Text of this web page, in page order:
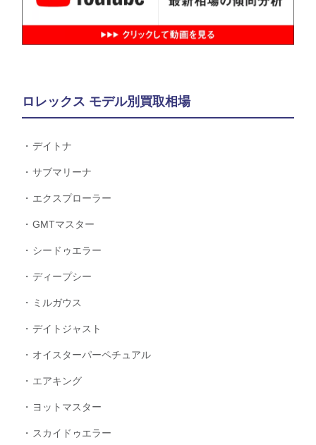
ロレックス モデル別買取相場
デイトナ
サブマリーナ
エクスプローラー
GMTマスター
シードゥエラー
ディープシー
ミルガウス
デイトジャスト
オイスターパーペチュアル
エアキング
ヨットマスター
スカイドゥエラー